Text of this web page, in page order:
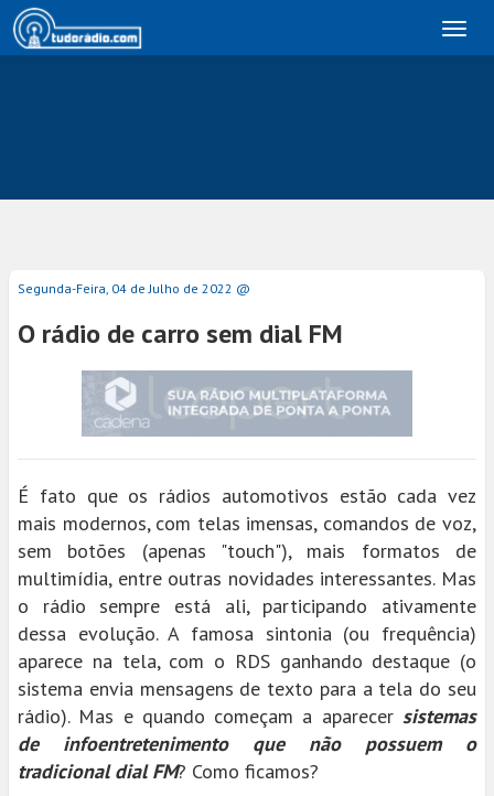
Segunda-Feira, 04 de Julho de 2022 @
O rádio de carro sem dial FM
É fato que os rádios automotivos estão cada vez
mais modernos, com telas imensas, comandos de voz,
sem botões (apenas "touch"), mais formatos de
multimídia, entre outras novidades interessantes. Mas
o rádio sempre está ali, participando ativamente
dessa evolução. A famosa sintonia (ou frequência)
aparece na tela, com o RDS ganhando destaque (o
sistema envia mensagens de texto para a tela do seu
rádio). Mas e quando começam a aparecer sistemas
de infoentretenimento que não possuem o
tradicional dial FM? Como ficamos?